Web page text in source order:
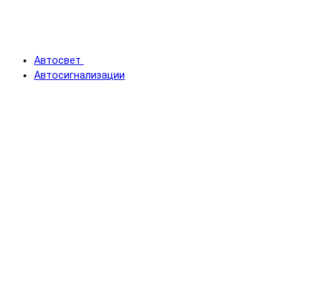
Автосвет
Автосигнализации